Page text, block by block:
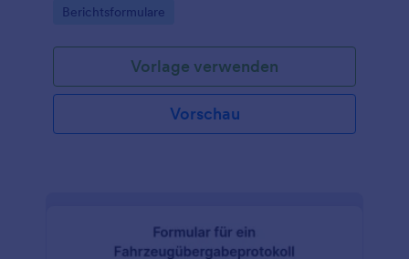
Go to Category:
Berichtsformulare
Vorlage verwenden
Vorschau